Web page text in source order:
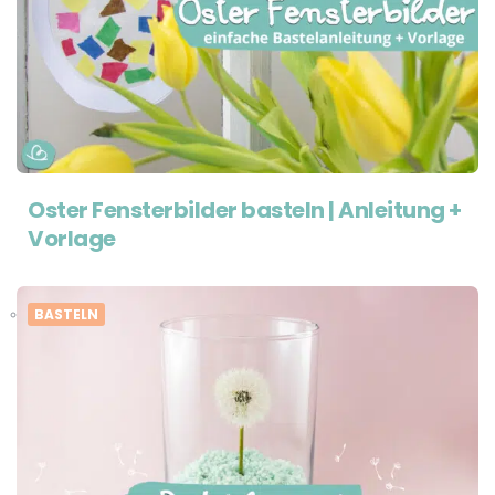
Oster Fensterbilder basteln | Anleitung +
Vorlage
BASTELN